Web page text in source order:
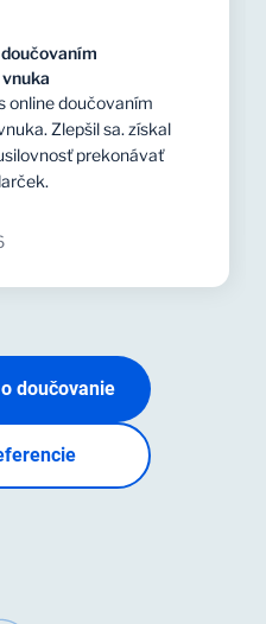
online doučovaním
Zlepšil sa. získal
prekonávať
doučovanie